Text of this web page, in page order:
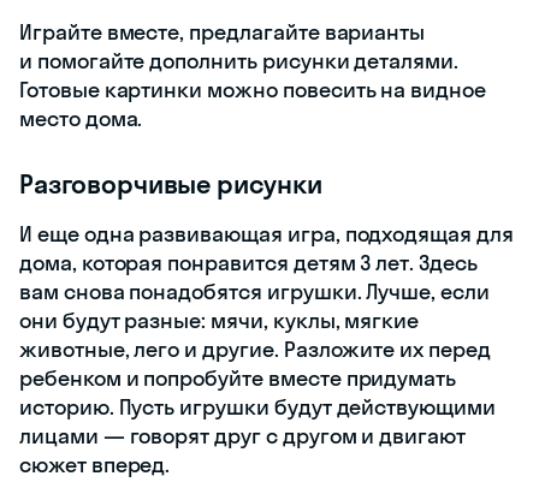
Играйте вместе, предлагайте варианты
и помогайте дополнить рисунки деталями.
Готовые картинки можно повесить на видное
место дома.
Разговорчивые рисунки
И еще одна развивающая игра, подходящая для
дома, которая понравится детям 3 лет. Здесь
вам снова понадобятся игрушки. Лучше, если
они будут разные: мячи, куклы, мягкие
животные, лего и другие. Разложите их перед
ребенком и попробуйте вместе придумать
историю. Пусть игрушки будут действующими
лицами — говорят друг с другом и двигают
сюжет вперед.